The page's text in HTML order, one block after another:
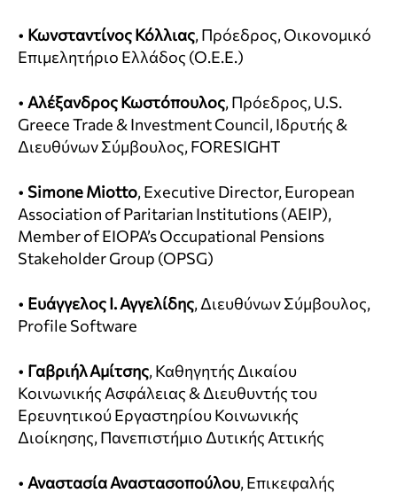
• Κωνσταντίνος Κόλλιας, Πρόεδρος, Οικονομικό
Επιμελητήριο Ελλάδος (Ο.Ε.Ε.)
• Αλέξανδρος Κωστόπουλος, Πρόεδρος, U.S.
Greece Trade & Investment Council, Ιδρυτής &
Διευθύνων Σύμβουλος, FORESIGHT
• Simone Miotto, Executive Director, European
Association of Paritarian Institutions (AEIP),
Member of EIOPA’s Occupational Pensions
Stakeholder Group (OPSG)
• Ευάγγελος Ι. Αγγελίδης, Διευθύνων Σύμβουλος,
Profile Software
• Γαβριήλ Αμίτσης, Καθηγητής Δικαίου
Κοινωνικής Ασφάλειας & Διευθυντής του
Ερευνητικού Εργαστηρίου Κοινωνικής
Διοίκησης, Πανεπιστήμιο Δυτικής Αττικής
• ΑναστασίαΑναστασοπούλου, Επικεφαλής